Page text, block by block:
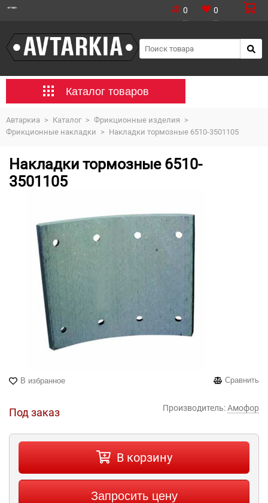
0 0
Каталог товаров
Автаркиа > Каталог > Фрикционные изделия >
Фрикционные накладки > Накладки тормозные 6510-3501105
Накладки тормозные 6510-
3501105
В избранное Сравнить
Под заказ Производитель:Амофор
В корзину
Запросить цену